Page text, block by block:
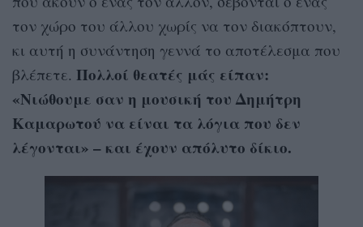
τον χώρο του άλλου χωρίς να τον διακόπτουν,
κι αυτή η συνάντηση γεννά το αποτέλεσμα που
βλέπετε. Πολλοί θεατές μάς είπαν:
«Νιώθουμε σαν η μουσική του Δημήτρη
Καμαρωτού να είναι τα λόγια που δεν
λέγονται» – και έχουν απόλυτο δίκιο.